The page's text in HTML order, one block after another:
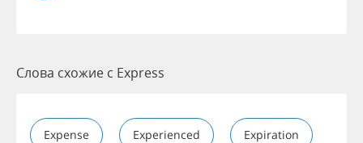
Слова схожие с Express
Expense Experienced Expiration